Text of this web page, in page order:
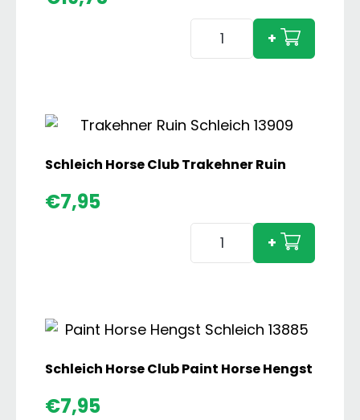
Schleich
Horse
en
Mystery
aantal
+
Schleich Horse Club Trakehner Ruin
€7,95
Schleich
Horse
Ruin
aantal
+
Schleich Horse Club Paint Horse Hengst
€7,95